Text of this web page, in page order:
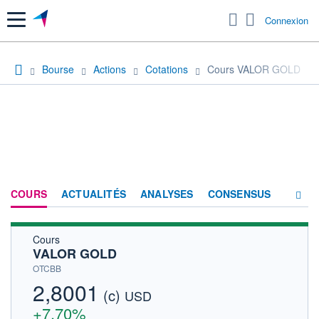
Menu Connexion
Bourse Actions Cotations Cours VALOR GOLD
COURS ACTUALITÉS ANALYSES CONSENSUS
Cours
VALOR GOLD
OTCBB
2,8001 (c) USD
+7,70%